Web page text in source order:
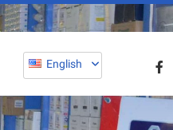
English